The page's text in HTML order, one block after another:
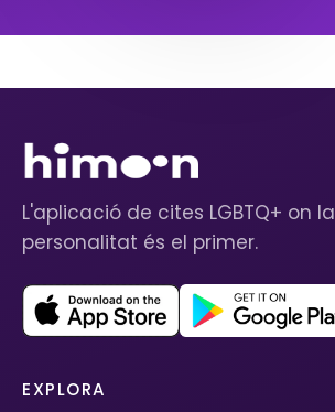
L'aplicació de cites LGBTQ+ on la
personalitat és el primer.
EXPLORA